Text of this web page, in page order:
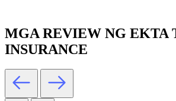
MGA REVIEW NG EKTA
INSURANCE